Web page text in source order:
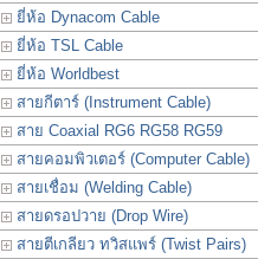
ยี่ห้อ Dynacom Cable
ยี่ห้อ TSL Cable
ยี่ห้อ Worldbest
สายกีตาร์ (Instrument Cable)
สาย Coaxial RG6 RG58 RG59
สายคอมพิวเตอร์ (Computer Cable)
สายเชื่อม (Welding Cable)
สายดรอปวาย (Drop Wire)
สายตีเกลียว ทวิสแพร์ (Twist Pairs)